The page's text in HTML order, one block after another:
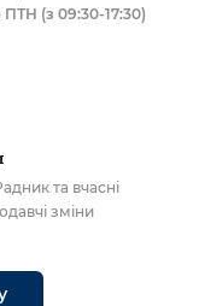
(з 09:30-17:30)
та вчасні
зміни